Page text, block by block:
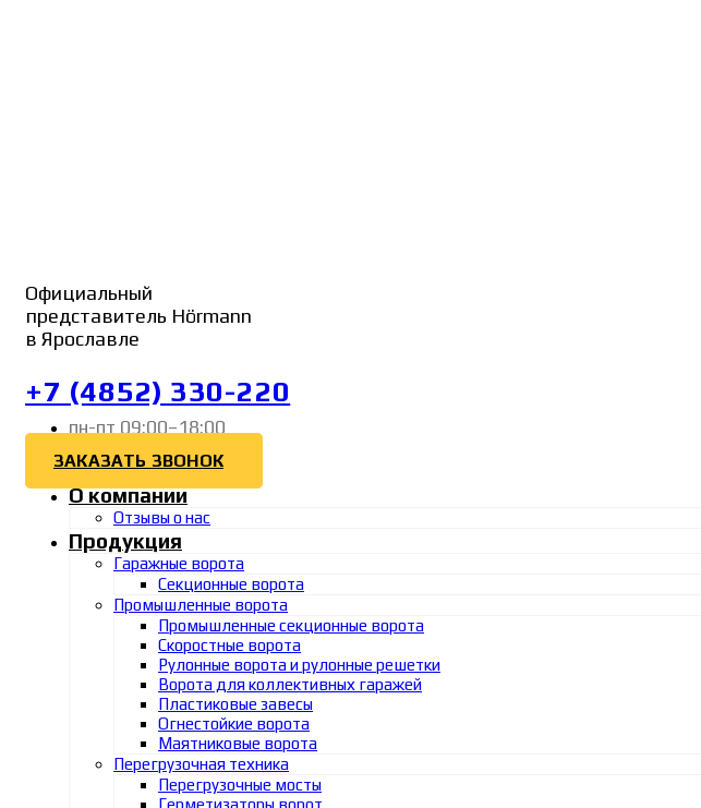
Официальный
представитель Hörmann
в Ярославле
+7 (4852) 330-220
пн-пт 09:00–18:00
ЗАКАЗАТЬ ЗВОНОК
О компании
Отзывы о нас
Продукция
Гаражные ворота
Секционные ворота
Промышленные ворота
Промышленные секционные ворота
Скоростные ворота
Рулонные ворота и рулонные решетки
Ворота для коллективных гаражей
Пластиковые завесы
Огнестойкие ворота
Маятниковые ворота
Перегрузочная техника
Перегрузочные мосты
Герметизаторы ворот